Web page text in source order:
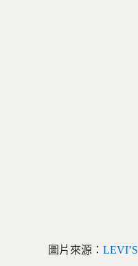
圖片來源：LEVI’S